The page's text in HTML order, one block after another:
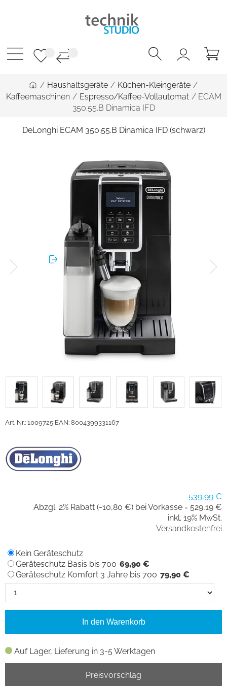
/ Haushaltsgeräte / Küchen-Kleingeräte /
Kaffeemaschinen / Espresso/Kaffee-Vollautomat / ECAM
350.55.B Dinamica IFD
DeLonghi ECAM 350.55.B Dinamica IFD (schwarz)
Art. Nr.: 1009725 EAN: 8004399331167
539,99 €
Abzgl. 2% Rabatt (-10,80 €) bei Vorkasse = 529,19 €
inkl. 19% MwSt.
Versandkostenfrei
Auf Lager, Lieferung in 3-5 Werktagen
Kein Geräteschutz
Geräteschutz Basis bis 700 69,90 €
Geräteschutz Komfort 3 Jahre bis 700 79,90 €
In den Warenkorb
Preisvorschlag